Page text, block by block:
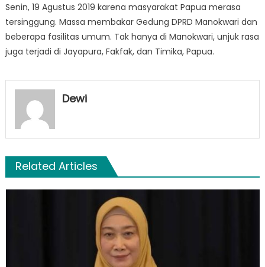
Senin, 19 Agustus 2019 karena masyarakat Papua merasa
tersinggung. Massa membakar Gedung DPRD Manokwari dan
beberapa fasilitas umum. Tak hanya di Manokwari, unjuk rasa
juga terjadi di Jayapura, Fakfak, dan Timika, Papua.
Dewi
Related Articles